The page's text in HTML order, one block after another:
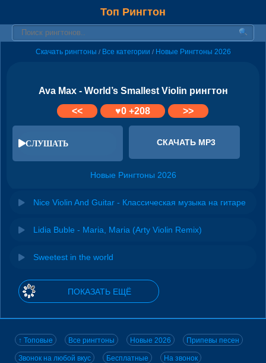
Топ Рингтон
Скачать рингтоны / Все категории / Новые Рингтоны 2026
Ava Max - World’s Smallest Violin рингтон
<<
♥0+208 >>
СЛУШАТЬ СКАЧАТЬ MP3
Новые Рингтоны 2026
Nice Violin And Guitar - Классическая музыка на гитаре
Lidia Buble - Maria, Maria (Arty Violin Remix)
Sweetest in the world
ПОКАЗАТЬ ЕЩЁ
↑ Топовые Все рингтоны Новые 2026 Припевы песен
Звонок на любой вкус Бесплатные На звонок